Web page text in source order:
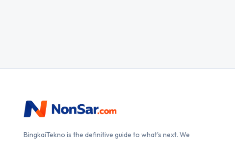
BingkaiTekno is the definitive guide to what's next. We